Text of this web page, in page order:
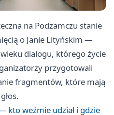
na Podzamczu stanie
o Janie Lityńskim —
dialogu, którego życie
przygotowali
fragmentów, które mają
kto weźmie udział i gdzie